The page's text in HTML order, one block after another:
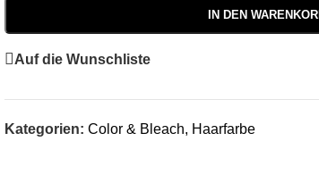
IN DEN
Auf die Wunschliste
Kategorien: Color & Bleach, Haarfarbe